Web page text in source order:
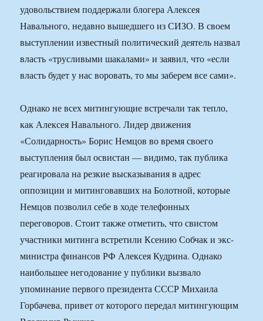
удовольствием поддержали блогера Алексея
Навального, недавно вышедшего из СИЗО. В своем
выступлении известный политический деятель назвал
власть «трусливыми шакалами» и заявил, что «если
власть будет у нас воровать, то мы заберем все сами».
Однако не всех митингующие встречали так тепло,
как Алексея Навального. Лидер движения
«Солидарность» Борис Немцов во время своего
выступления был освистан — видимо, так публика
реагировала на резкие высказывания в адрес
оппозиции и митинговавших на Болотной, которые
Немцов позволил себе в ходе телефонных
переговоров. Стоит также отметить, что свистом
участники митинга встретили Ксению Собчак и экс-
министра финансов РФ Алексея Кудрина. Однако
наибольшее негодование у публики вызвало
упоминание первого президента СССР Михаила
Горбачева, привет от которого передал митингующим